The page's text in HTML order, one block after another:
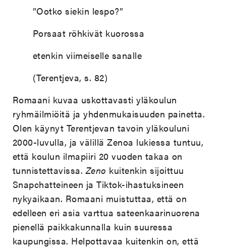
”Ootko siekin lespo?”
Porsaat röhkivät kuorossa
etenkin viimeiselle sanalle
(Terentjeva, s. 82)
Romaani kuvaa uskottavasti yläkoulun
ryhmäilmiöitä ja yhdenmukaisuuden painetta.
Olen käynyt Terentjevan tavoin yläkouluni
2000-luvulla, ja välillä Zenoa lukiessa tuntuu,
että koulun ilmapiiri 20 vuoden takaa on
tunnistettavissa. Zeno kuitenkin sijoittuu
Snapchatteineen ja Tiktok-ihastuksineen
nykyaikaan. Romaani muistuttaa, että on
edelleen eri asia varttua sateenkaarinuorena
pienellä paikkakunnalla kuin suuressa
kaupungissa. Helpottavaa kuitenkin on, että